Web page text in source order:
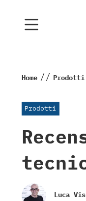
Home // Prodotti
Prodotti
Luca